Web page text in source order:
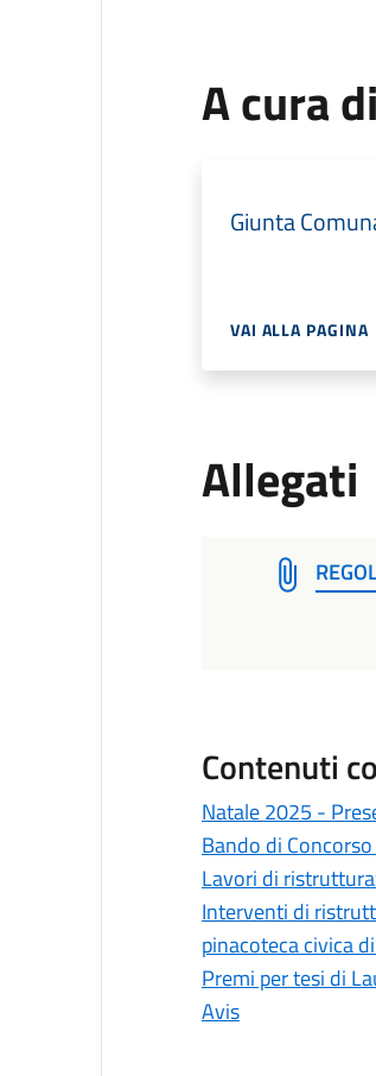
A cura di
Giunta
VAI ALLA PAGINA
Allegati
Contenuti
Natale 2025 -
Bando di
Lavori di
Interventi di
pinacoteca civica
Premi per tesi di
Avis